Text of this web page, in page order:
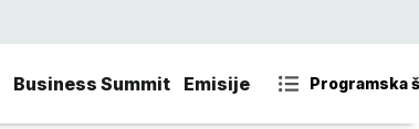
Business Summit Emisije Programska